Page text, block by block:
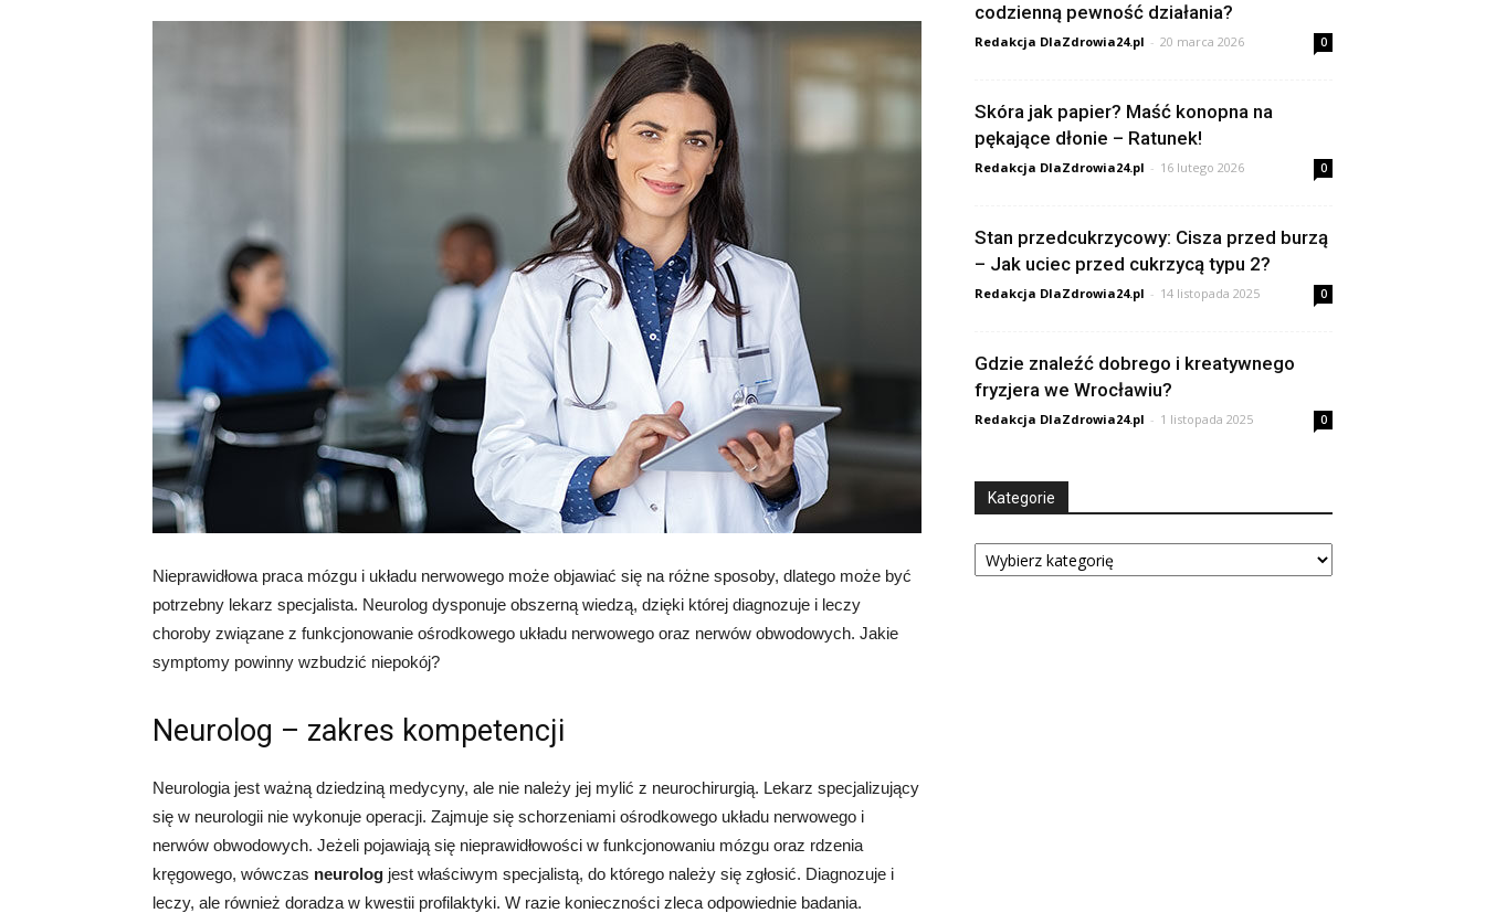
Nieprawidłowa praca mózgu i układu nerwowego może objawiać się na różne sposoby, dlatego może być
potrzebny lekarz specjalista. Neurolog dysponuje obszerną wiedzą, dzięki której diagnozuje i leczy
choroby związane z funkcjonowanie ośrodkowego układu nerwowego oraz nerwów obwodowych. Jakie
symptomy powinny wzbudzić niepokój?
Neurolog – zakres kompetencji
Neurologia jest ważną dziedziną medycyny, ale nie należy jej mylić z neurochirurgią. Lekarz specjalizujący
się w neurologii nie wykonuje operacji. Zajmuje się schorzeniami ośrodkowego układu nerwowego i
nerwów obwodowych. Jeżeli pojawiają się nieprawidłowości w funkcjonowaniu mózgu oraz rdzenia
kręgowego, wówczas neurolog jest właściwym specjalistą, do którego należy się zgłosić. Diagnozuje i
leczy, ale również doradza w kwestii profilaktyki. W razie konieczności zleca odpowiednie badania.
codzienną pewność działania?
Redakcja DlaZdrowia24.pl - 20 marca 2026 0
Skóra jak papier? Maść konopna na
pękające dłonie – Ratunek!
Redakcja DlaZdrowia24.pl - 16 lutego 2026 0
Stan przedcukrzycowy: Cisza przed burzą
– Jak uciec przed cukrzycą typu 2?
Redakcja DlaZdrowia24.pl - 14 listopada 2025 0
Gdzie znaleźć dobrego i kreatywnego
fryzjera we Wrocławiu?
Redakcja DlaZdrowia24.pl - 1 listopada 2025 0
Kategorie
Kategorie